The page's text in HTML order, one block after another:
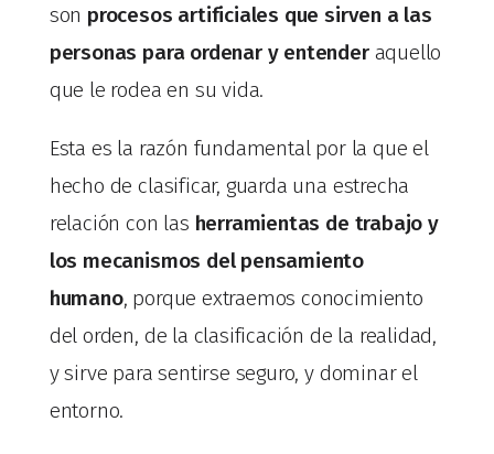
son procesos artificiales que sirven a las
personas para ordenar y entenderaquello
que le rodea en su vida.
Esta es la razón fundamental por la que el
hecho de clasificar, guarda una estrecha
relación con las herramientas de trabajo y
los mecanismos del pensamiento
humano, porque extraemos conocimiento
del orden, de la clasificación de la realidad,
y sirve para sentirse seguro, y dominar el
entorno.